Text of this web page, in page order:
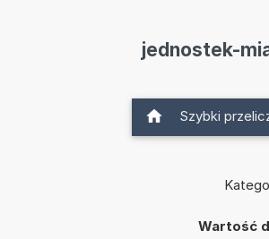
jednostek-
Szybki
Wartość